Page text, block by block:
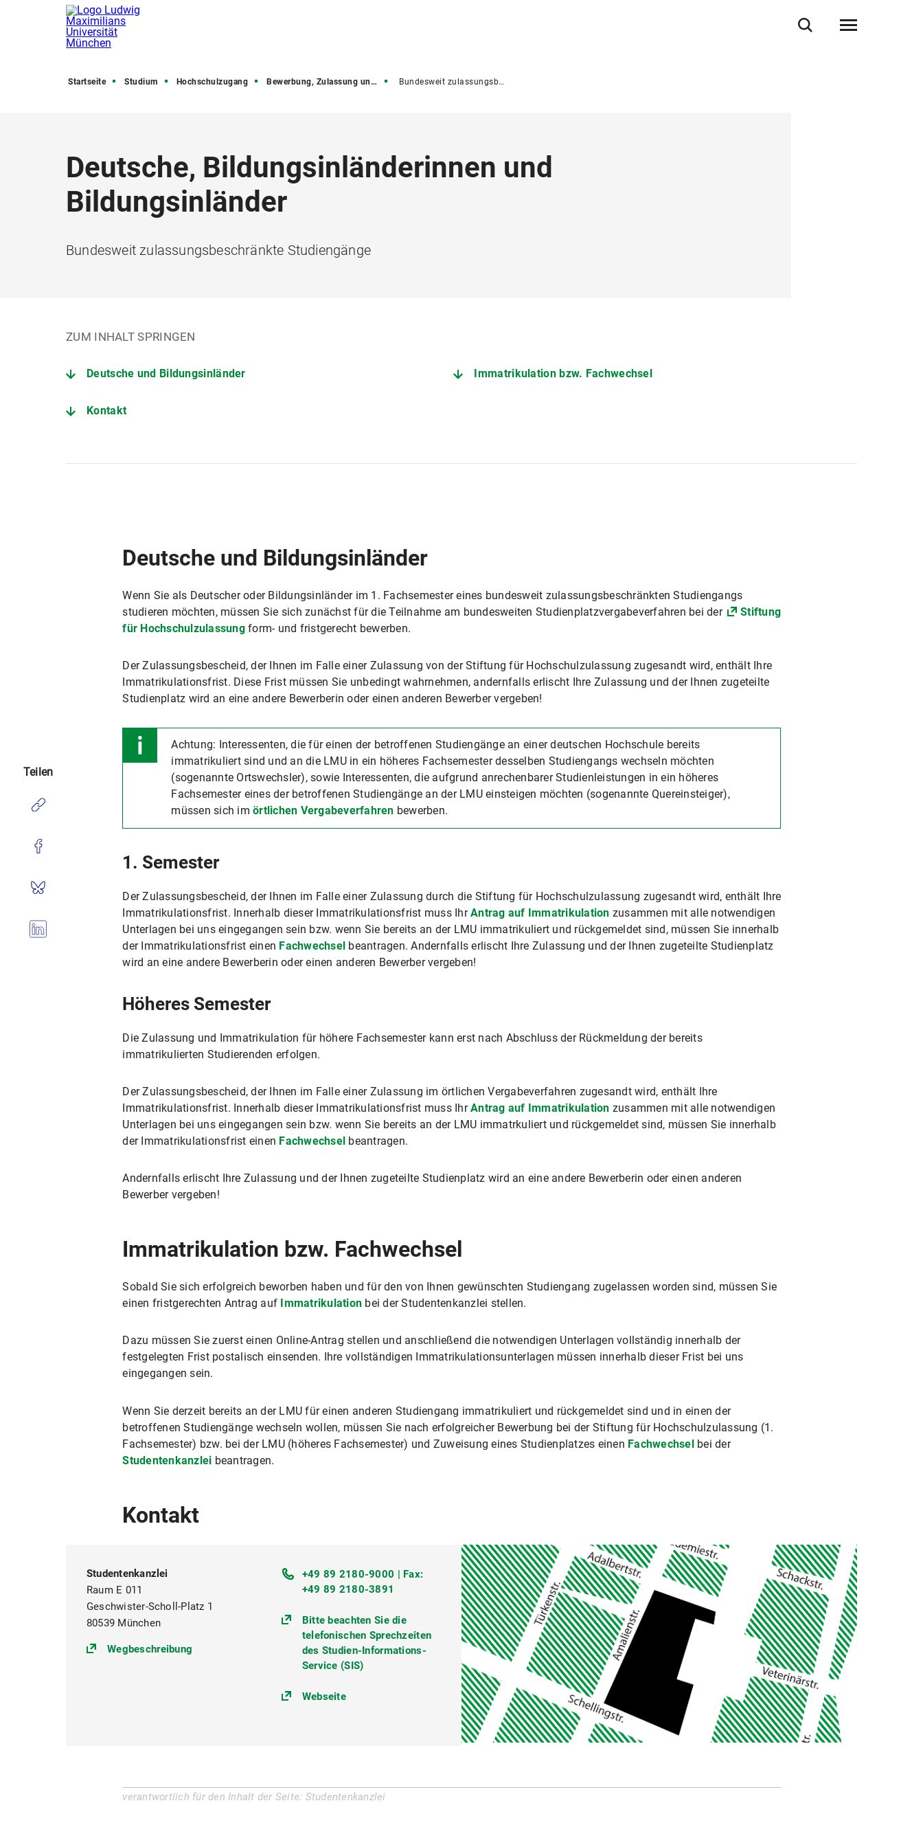
Startseite Studium Hochschulzugang Bewerbung, Zulassung und Immatrikulation Bundesweit zulassungsbeschränkte Studiengänge
Deutsche, Bildungsinländerinnen und
Bildungsinländer
Bundesweit zulassungsbeschränkte Studiengänge
ZUM INHALT SPRINGEN
Deutsche und Bildungsinländer Immatrikulation bzw. Fachwechsel
Kontakt
Deutsche und Bildungsinländer
Wenn Sie als Deutscher oder Bildungsinländer im 1. Fachsemester eines bundesweit zulassungsbeschränkten Studiengangs
studieren möchten, müssen Sie sich zunächst für die Teilnahme am bundesweiten Studienplatzvergabeverfahren bei der
Stiftung
für Hochschulzulassungform- und fristgerecht bewerben.
Der Zulassungsbescheid, der Ihnen im Falle einer Zulassung von der Stiftung für Hochschulzulassung zugesandt wird, enthält Ihre
Immatrikulationsfrist. Diese Frist müssen Sie unbedingt wahrnehmen, andernfalls erlischt Ihre Zulassung und der Ihnen zugeteilte
Studienplatz wird an eine andere Bewerberin oder einen anderen Bewerber vergeben!
Achtung: Interessenten, die für einen der betroffenen Studiengänge an einer deutschen Hochschule bereits
immatrikuliert sind und an die LMU in ein höheres Fachsemester desselben Studiengangs wechseln möchten
(sogenannte Ortswechsler), sowie Interessenten, die aufgrund anrechenbarer Studienleistungen in ein höheres
Fachsemester eines der betroffenen Studiengänge an der LMU einsteigen möchten (sogenannte Quereinsteiger),
müssen sich imörtlichen Vergabeverfahren bewerben.
1. Semester
Der Zulassungsbescheid, der Ihnen im Falle einer Zulassung durch die Stiftung für Hochschulzulassung zugesandt wird, enthält Ihre
Immatrikulationsfrist. Innerhalb dieser Immatrikulationsfrist muss IhrAntrag auf Immatrikulation zusammen mit alle notwendigen
Unterlagen bei uns eingegangen sein bzw. wenn Sie bereits an der LMU immatrikuliert und rückgemeldet sind, müssen Sie innerhalb
der Immatrikulationsfrist einen Fachwechsel beantragen. Andernfalls erlischt Ihre Zulassung und der Ihnen zugeteilte Studienplatz
wird an eine andere Bewerberin oder einen anderen Bewerber vergeben!
Höheres Semester
Die Zulassung und Immatrikulation für höhere Fachsemester kann erst nach Abschluss der Rückmeldung der bereits
immatrikulierten Studierenden erfolgen.
Der Zulassungsbescheid, der Ihnen im Falle einer Zulassung im örtlichen Vergabeverfahren zugesandt wird, enthält Ihre
Immatrikulationsfrist. Innerhalb dieser Immatrikulationsfrist muss IhrAntrag auf Immatrikulation zusammen mit alle notwendigen
Unterlagen bei uns eingegangen sein bzw. wenn Sie bereits an der LMU immatrkuliert und rückgemeldet sind, müssen Sie innerhalb
der Immatrikulationsfrist einen Fachwechsel beantragen.
Andernfalls erlischt Ihre Zulassung und der Ihnen zugeteilte Studienplatz wird an eine andere Bewerberin oder einen anderen
Bewerber vergeben!
Immatrikulation bzw. Fachwechsel
Sobald Sie sich erfolgreich beworben haben und für den von Ihnen gewünschten Studiengang zugelassen worden sind, müssen Sie
einen fristgerechten Antrag auf Immatrikulation bei der Studentenkanzlei stellen.
Dazu müssen Sie zuerst einen Online-Antrag stellen und anschließend die notwendigen Unterlagen vollständig innerhalb der
festgelegten Frist postalisch einsenden. Ihre vollständigen Immatrikulationsunterlagen müssen innerhalb dieser Frist bei uns
eingegangen sein.
Wenn Sie derzeit bereits an der LMU für einen anderen Studiengang immatrikuliert und rückgemeldet sind und in einen der
betroffenen Studiengänge wechseln wollen, müssen Sie nach erfolgreicher Bewerbung bei der Stiftung für Hochschulzulassung (1.
Fachsemester) bzw. bei der LMU (höheres Fachsemester) und Zuweisung eines Studienplatzes einen Fachwechselbei der
Studentenkanzlei beantragen.
Kontakt
Studentenkanzlei
Raum E 011
Geschwister-Scholl-Platz 1
80539 München
Wegbeschreibung (https://goo.gl/maps/pN5BgUG5XdakzeGs5)
+49 89 2180-9000 | Fax:
+49 89 2180-3891
Bitte beachten Sie die
telefonischen Sprechzeiten
des Studien-Informations-
Service (SIS)
Webseite
verantwortlich für den Inhalt der Seite: Studentenkanzlei
Teilen